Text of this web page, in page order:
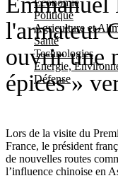
Politique
Agriculture et
Santé
Technologies
Energie,
Défense
l'armateur
ouvrir une
épices »
Lors de la visite du
France, le président
de nouvelles routes
l’influence chinoise en